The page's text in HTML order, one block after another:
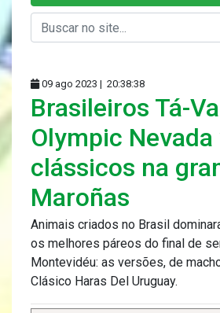
09 ago 2023 | 20:38:38
Brasileiros Tá-
Olympic
clássicos na
Maroñas
Animais criados no Brasil
os melhores páreos do final de
Montevidéu: as versões, de
Clásico Haras Del Uruguay.